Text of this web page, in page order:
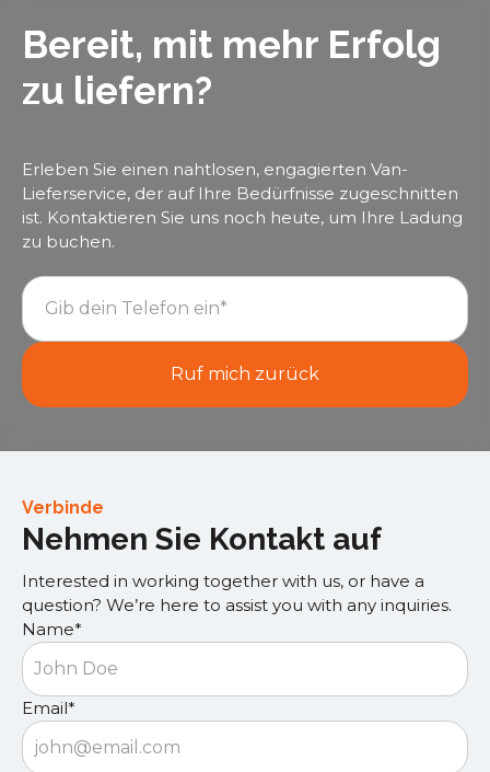
Bereit, mit mehr Erfolg
zu liefern?
Erleben Sie einen nahtlosen, engagierten Van-
Lieferservice, der auf Ihre Bedürfnisse zugeschnitten
ist. Kontaktieren Sie uns noch heute, um Ihre Ladung
zu buchen.
Verbinde
Nehmen Sie Kontakt auf
Interested in working together with us, or have a
question? We’re here to assist you with any inquiries.
Name*
Email*